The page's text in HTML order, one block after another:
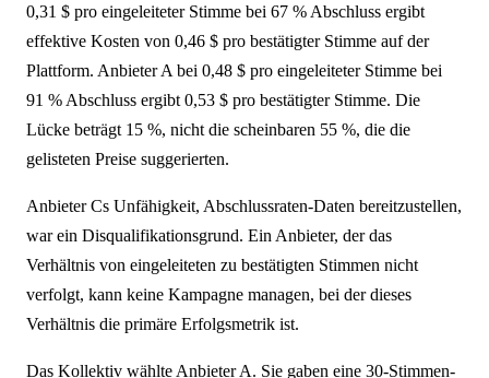
0,31 $ pro eingeleiteter Stimme bei 67 % Abschluss ergibt
effektive Kosten von 0,46 $ pro bestätigter Stimme auf der
Plattform. Anbieter A bei 0,48 $ pro eingeleiteter Stimme bei
91 % Abschluss ergibt 0,53 $ pro bestätigter Stimme. Die
Lücke beträgt 15 %, nicht die scheinbaren 55 %, die die
gelisteten Preise suggerierten.
Anbieter Cs Unfähigkeit, Abschlussraten-Daten bereitzustellen,
war ein Disqualifikationsgrund. Ein Anbieter, der das
Verhältnis von eingeleiteten zu bestätigten Stimmen nicht
verfolgt, kann keine Kampagne managen, bei der dieses
Verhältnis die primäre Erfolgsmetrik ist.
Das Kollektiv wählte Anbieter A. Sie gaben eine 30-Stimmen-